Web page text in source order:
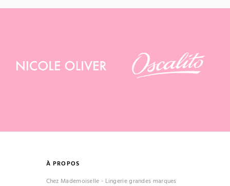
À PROPOS
Chez Mademoiselle - Lingerie grandes marques